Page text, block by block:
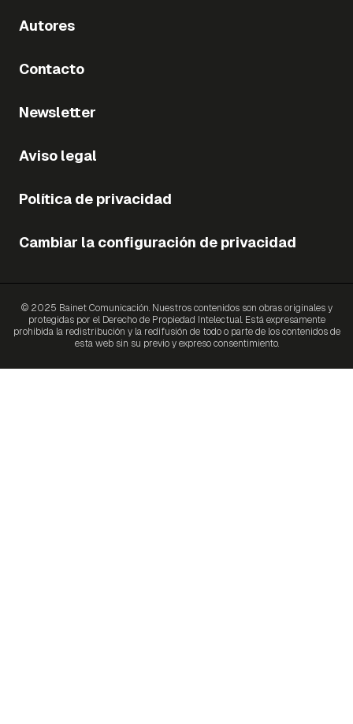
Autores
Contacto
Newsletter
Aviso legal
Política de privacidad
Cambiar la configuración de privacidad
© 2025 Bainet Comunicación. Nuestros contenidos son obras originales y
protegidas por el Derecho de Propiedad Intelectual. Está expresamente
prohibida la redistribución y la redifusión de todo o parte de los contenidos de
esta web sin su previo y expreso consentimiento.